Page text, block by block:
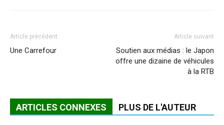
Article précédent
Une Carrefour
Article suivant
Soutien aux médias : le Japon
offre une dizaine de véhicules
à la RTB
ARTICLES CONNEXES PLUS DE L'AUTEUR